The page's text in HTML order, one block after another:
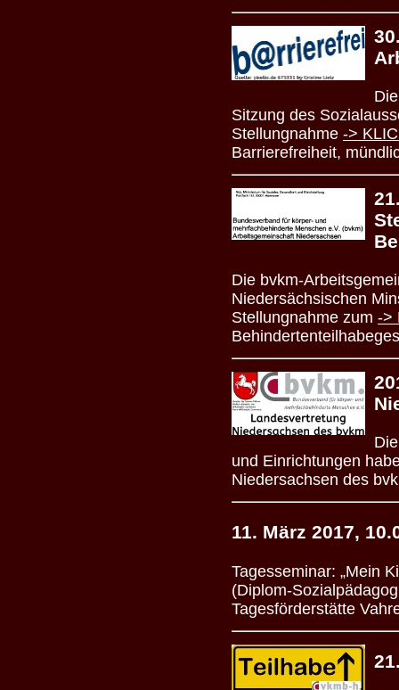
Sitzung des
Stellungnahme ->
Barrierefreiheit,
Die bvkm-
Niedersächsischen
Stellungnahme zum ->
und Einrichtungen
Niedersachsen des
11. März 2017,
Tagesseminar: „Mein
(Diplom-
Tagesförderstätte